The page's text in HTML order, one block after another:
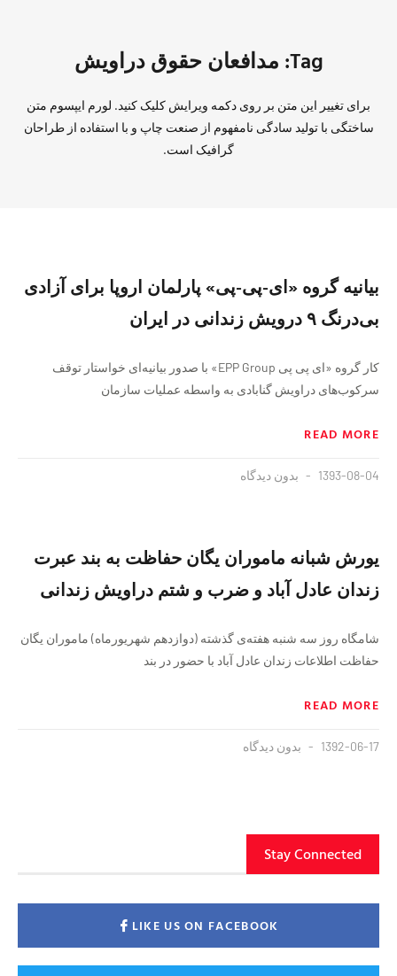
Tag: مدافعان حقوق دراویش
برای تغییر این متن بر روی دکمه ویرایش کلیک کنید. لورم ایپسوم متن
ساختگی با تولید سادگی نامفهوم از صنعت چاپ و با استفاده از طراحان
گرافیک است.
بیانیه گروه «ای-پی-پی» پارلمان اروپا برای آزادی
بی‌درنگ ۹ درویش زندانی در ایران
کار گروه «ای پی پی EPP Group» با صدور بیانیه‌ای خواستار توقف
سرکوب‌های دراویش گنابادی به واسطه عملیات سازمان
READ MORE
1393-08-04 بدون دیدگاه
یورش شبانه ماموران یگان حفاظت به بند عبرت
زندان عادل آباد و ضرب و شتم دراویش زندانی
شامگاه روز سه شنبه هفته‌ی گذشته (دوازدهم شهریورماه) ماموران یگان
حفاظت اطلاعات زندان عادل آباد با حضور در بند
READ MORE
1392-06-17 بدون دیدگاه
Stay Connected
LIKE US ON FACEBOOK